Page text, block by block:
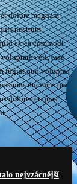
dolore magnam
nostrum
ex ea commodi
velit esse
fugiat quo voluptas
ducimus qui
dolores et quas
nejvzácnější